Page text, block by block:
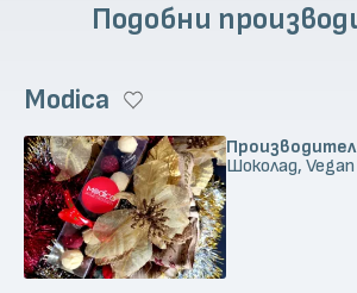
Подобни
Modica
Производител
Шоколад,